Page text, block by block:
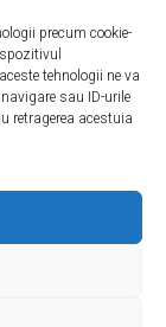
precum cookie-
tehnologii ne va
sau ID-urile
retragerea acestuia